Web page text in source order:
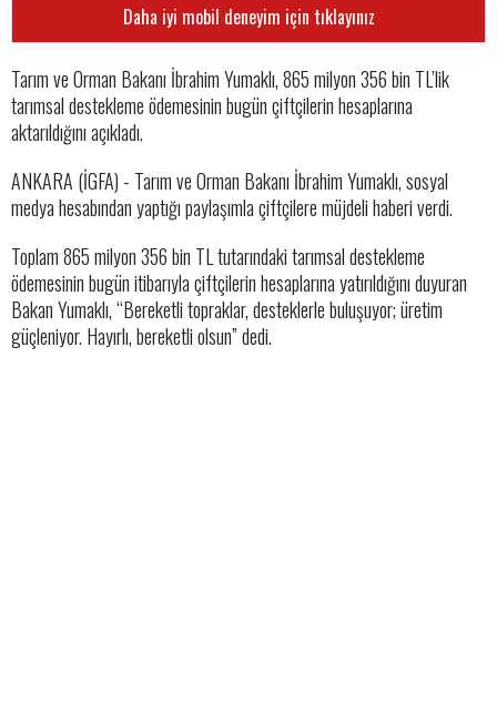
Daha iyi mobil deneyim için tıklayınız
Tarım ve Orman Bakanı İbrahim Yumaklı, 865 milyon 356 bin TL’lik
tarımsal destekleme ödemesinin bugün çiftçilerin hesaplarına
aktarıldığını açıkladı.
ANKARA (İGFA) - Tarım ve Orman Bakanı İbrahim Yumaklı, sosyal
medya hesabından yaptığı paylaşımla çiftçilere müjdeli haberi verdi.
Toplam 865 milyon 356 bin TL tutarındaki tarımsal destekleme
ödemesinin bugün itibarıyla çiftçilerin hesaplarına yatırıldığını duyuran
Bakan Yumaklı, “Bereketli topraklar, desteklerle buluşuyor; üretim
güçleniyor. Hayırlı, bereketli olsun” dedi.